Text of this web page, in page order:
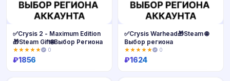
✅Crysis 2 - Maximum Edition
🎁Steam Gift🌐Выбор Региона
★★★★★ 0
₽1856
✅Crysis Warhead🎁Steam 🌐
Выбор региона
★★★★★ 0
₽1624